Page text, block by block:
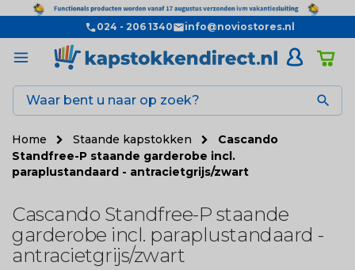
024 - 206 1340 info@noviostores.nl

Home Staande kapstokken
Cascando
Standfree-P staande garderobe incl.
paraplustandaard - antracietgrijs/zwart
Cascando Standfree-P staande
garderobe incl. paraplustandaard -
antracietgrijs/zwart